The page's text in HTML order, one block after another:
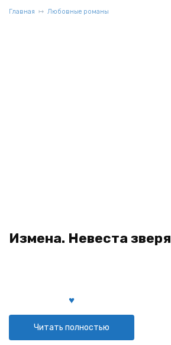
Главная Любовные романы
Измена. Невеста зверя
Читать полностью